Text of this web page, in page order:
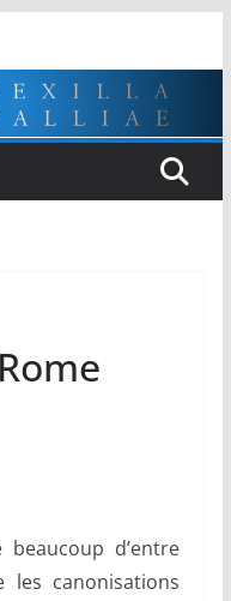
d’entre
les canonisations